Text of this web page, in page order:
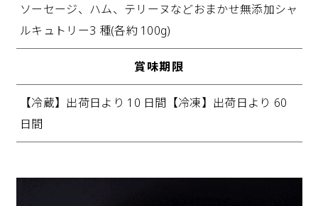
ソーセージ、ハム、テリーヌなどおまかせ無添加シャ
ルキュトリー3 種(各約 100g)
賞味期限
【冷蔵】出荷日より 10 日間【冷凍】出荷日より 60
日間